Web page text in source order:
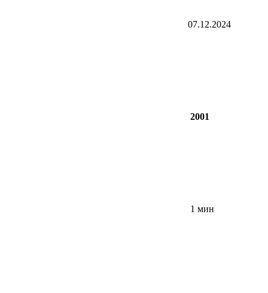
07.12.2024
2001
1 мин